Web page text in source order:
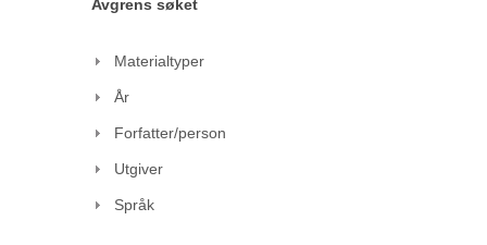
Avgrens søket
Materialtyper
År
Forfatter/person
Utgiver
Språk